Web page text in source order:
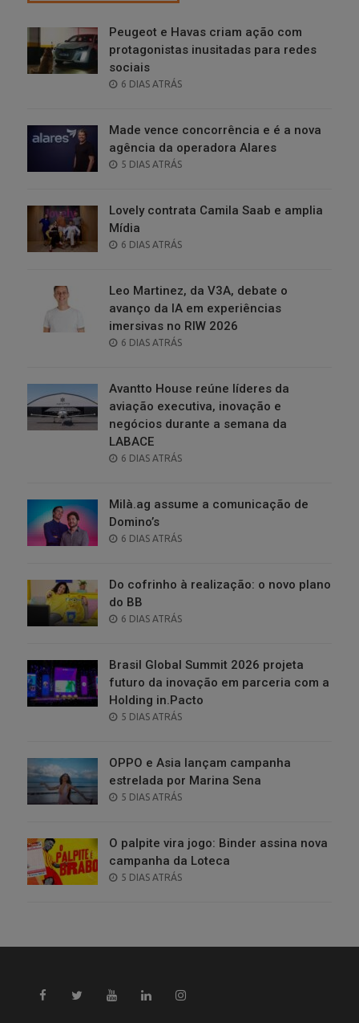
Peugeot e Havas criam ação com
protagonistas inusitadas para redes
sociais
POSTED
6 DIAS ATRÁS
Made vence concorrência e é a nova
agência da operadora Alares
POSTED
5 DIAS ATRÁS
Lovely contrata Camila Saab e amplia
Mídia
POSTED
6 DIAS ATRÁS
Leo Martinez, da V3A, debate o
avanço da IA em experiências
imersivas no RIW 2026
POSTED
6 DIAS ATRÁS
Avantto House reúne líderes da
aviação executiva, inovação e
negócios durante a semana da
LABACE
POSTED
6 DIAS ATRÁS
Milà.ag assume a comunicação de
Domino’s
POSTED
6 DIAS ATRÁS
Do cofrinho à realização: o novo plano
do BB
POSTED
6 DIAS ATRÁS
Brasil Global Summit 2026 projeta
futuro da inovação em parceria com a
Holding in.Pacto
POSTED
5 DIAS ATRÁS
OPPO e Asia lançam campanha
estrelada por Marina Sena
POSTED
5 DIAS ATRÁS
O palpite vira jogo: Binder assina nova
campanha da Loteca
POSTED
5 DIAS ATRÁS